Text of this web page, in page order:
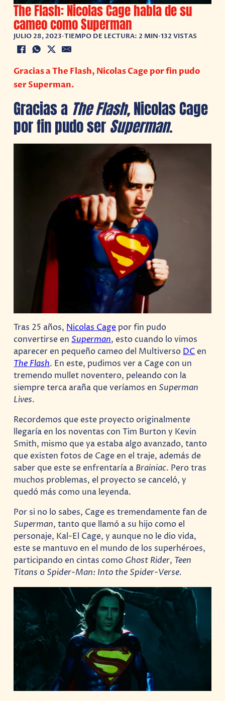
The Flash: Nicolas Cage habla de su
cameo como Superman
JULIO 28, 2023•TIEMPO DE LECTURA: 2 MIN•132 VISTAS
Gracias a The Flash, Nicolas Cage por fin pudo
ser Superman.
Gracias a The Flash,Nicolas Cage
por fin pudo ser Superman.
Tras 25 años, Nicolas Cage por fin pudo
convertirse en Superman, esto cuando lo vimos
aparecer en pequeño cameo del Multiverso DCen
The Flash. En este, pudimos ver a Cage con un
tremendo mullet noventero, peleando con la
siempre terca araña que veríamos en Superman
Lives.
Recordemos que este proyecto originalmente
llegaría en los noventas con Tim Burton y Kevin
Smith, mismo que ya estaba algo avanzado, tanto
que existen fotos de Cage en el traje, además de
saber que este se enfrentaría a Brainiac. Pero tras
muchos problemas, el proyecto se canceló, y
quedó más como una leyenda.
Por si no lo sabes, Cage es tremendamente fan de
Superman, tanto que llamó a su hijo como el
personaje, Kal-El Cage, y aunque no le dio vida,
este se mantuvo en el mundo de los superhéroes,
participando en cintas como Ghost Rider, Teen
Titanso Spider-Man: Into the Spider-Verse.